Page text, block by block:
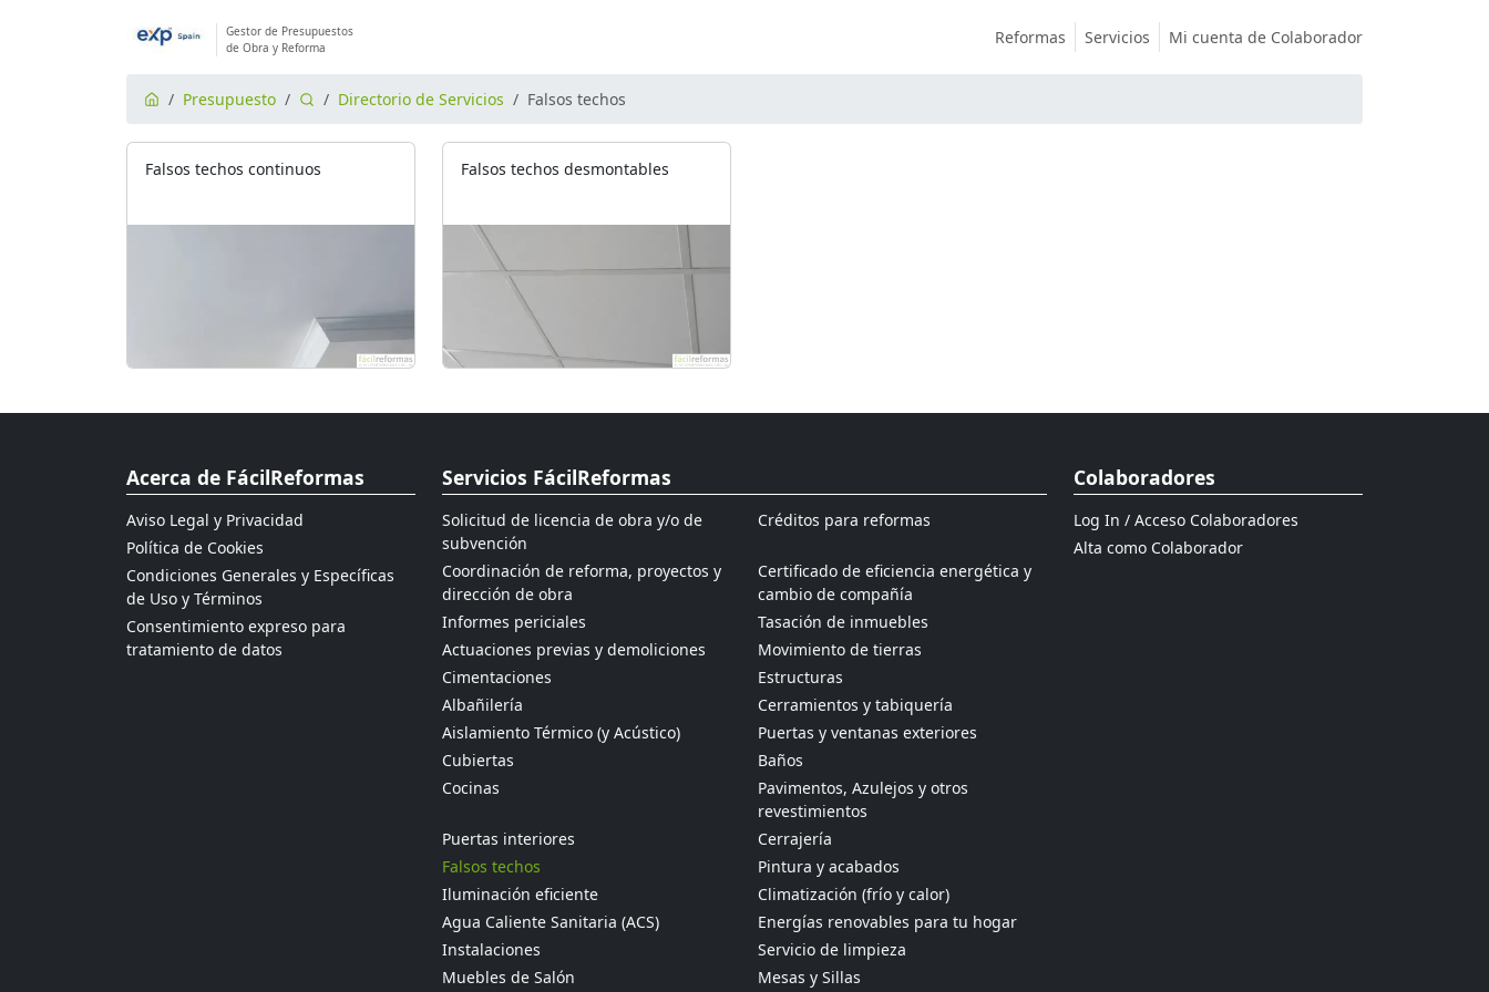
Gestor de Presupuestos
de Obra y Reforma
Reformas Servicios Mi cuenta de Colaborador
Presupuesto Directorio de Servicios Falsos techos
Falsos techos continuos Falsos techos desmontables
Acerca de FácilReformas
Aviso Legal y Privacidad
Política de Cookies
Condiciones Generales y Específicas
de Uso y Términos
Consentimiento expreso para
tratamiento de datos
Servicios FácilReformas
Solicitud de licencia de obra y/o de
subvención
Créditos para reformas
Coordinación de reforma, proyectos y
dirección de obra
Certificado de eficiencia energética y
cambio de compañía
Informes periciales
Tasación de inmuebles
Actuaciones previas y demoliciones
Movimiento de tierras
Cimentaciones
Estructuras
Albañilería
Cerramientos y tabiquería
Aislamiento Térmico (y Acústico)
Puertas y ventanas exteriores
Cubiertas
Baños
Cocinas
Pavimentos, Azulejos y otros
revestimientos
Puertas interiores
Cerrajería
Falsos techos
Pintura y acabados
Iluminación eficiente
Climatización (frío y calor)
Agua Caliente Sanitaria (ACS)
Energías renovables para tu hogar
Instalaciones
Servicio de limpieza
Muebles de Salón
Mesas y Sillas
Colaboradores
Log In / Acceso Colaboradores
Alta como Colaborador